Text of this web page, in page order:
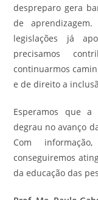
despreparo gera
de aprendizagem.
legislações já
precisamos
continuarmos
e de direito a
Esperamos que
degrau no avanço
Com
conseguiremos
da educação das